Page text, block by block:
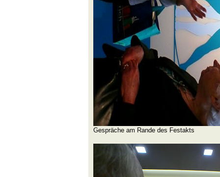
Gespräche am Rande des Festakts